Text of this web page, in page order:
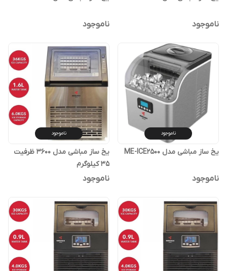
ناموجود ناموجود
ناموجود
یخ ساز مباشی مدل ME-ICE2500
ناموجود
ناموجود
یخ ساز مباشی مدل 3600 ظرفیت
۳۵ کیلوگرم
ناموجود